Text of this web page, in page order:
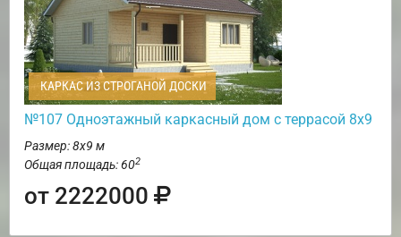
КАРКАС ИЗ СТРОГАНОЙ ДОСКИ
№107 Одноэтажный каркасный дом с террасой 8х9
Размер: 8х9 м
Общая площадь: 602
от 2222000